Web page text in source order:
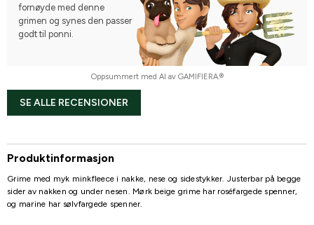
fornøyde med denne
grimen og synes den passer
godt til ponni.
Oppsummert med AI av GAMIFIERA.®
SE ALLE RECENSIONER
Produktinformasjon
Grime med myk minkfleece i nakke, nese og sidestykker. Justerbar på begge
sider av nakken og under nesen. Mørk beige grime har roséfargede spenner,
og marine har sølvfargede spenner.